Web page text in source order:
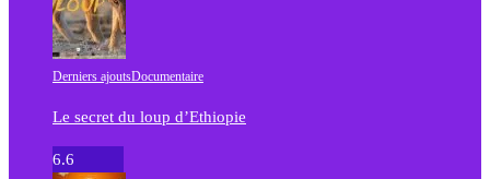
Derniers ajoutsDocumentaire
Le secret du loup d’Ethiopie
6.6